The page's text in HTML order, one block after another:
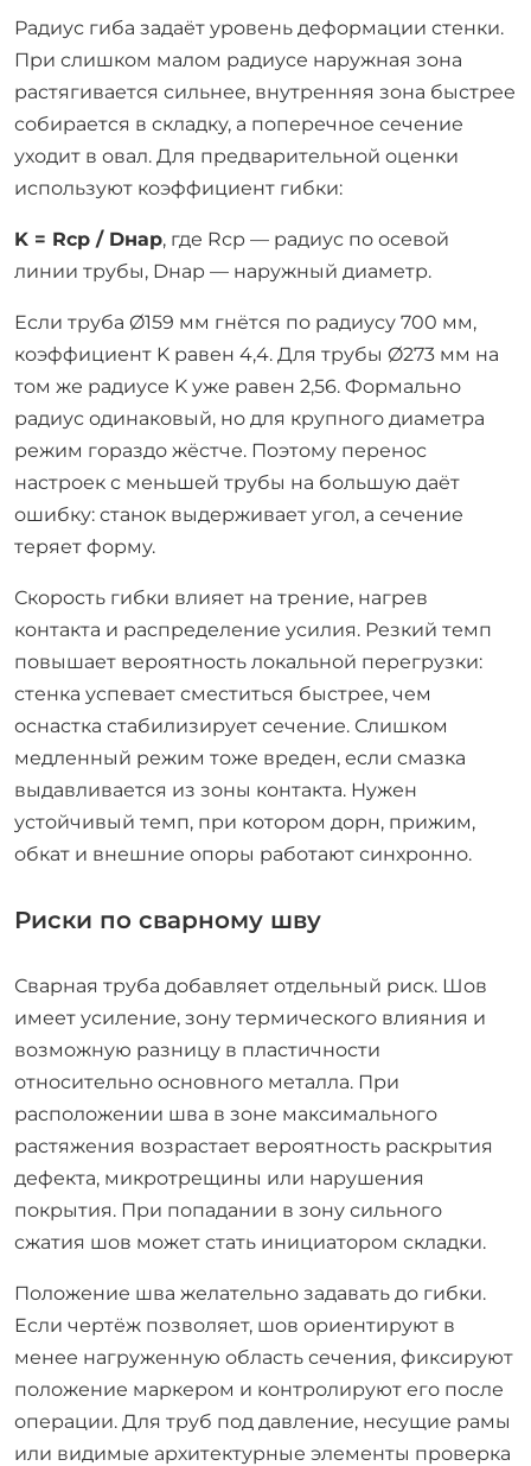
Радиус гиба задаёт уровень деформации стенки.
При слишком малом радиусе наружная зона
растягивается сильнее, внутренняя зона быстрее
собирается в складку, а поперечное сечение
уходит в овал. Для предварительной оценки
используют коэффициент гибки:
K = Rср / Dнар, где Rср — радиус по осевой
линии трубы, Dнар — наружный диаметр.
Если труба Ø159 мм гнётся по радиусу 700 мм,
коэффициент K равен 4,4. Для трубы Ø273 мм на
том же радиусе K уже равен 2,56. Формально
радиус одинаковый, но для крупного диаметра
режим гораздо жёстче. Поэтому перенос
настроек с меньшей трубы на большую даёт
ошибку: станок выдерживает угол, а сечение
теряет форму.
Скорость гибки влияет на трение, нагрев
контакта и распределение усилия. Резкий темп
повышает вероятность локальной перегрузки:
стенка успевает сместиться быстрее, чем
оснастка стабилизирует сечение. Слишком
медленный режим тоже вреден, если смазка
выдавливается из зоны контакта. Нужен
устойчивый темп, при котором дорн, прижим,
обкат и внешние опоры работают синхронно.
Риски по сварному шву
Сварная труба добавляет отдельный риск. Шов
имеет усиление, зону термического влияния и
возможную разницу в пластичности
относительно основного металла. При
расположении шва в зоне максимального
растяжения возрастает вероятность раскрытия
дефекта, микротрещины или нарушения
покрытия. При попадании в зону сильного
сжатия шов может стать инициатором складки.
Положение шва желательно задавать до гибки.
Если чертёж позволяет, шов ориентируют в
менее нагруженную область сечения, фиксируют
положение маркером и контролируют его после
операции. Для труб под давление, несущие рамы
или видимые архитектурные элементы проверка